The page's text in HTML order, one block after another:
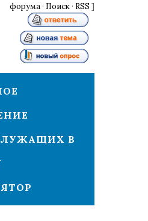
форума · Поиск · RSS ]
В